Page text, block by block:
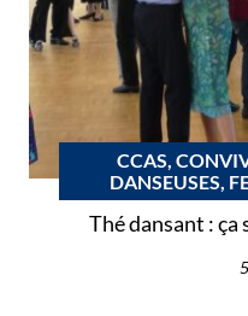
CCAS,
DANSEUSES,
Thé dansant : ça